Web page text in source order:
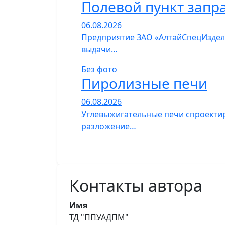
Полевой пункт
06.08.2026
Предприятие ЗАО
выдачи…
Без фото
Пиролизные печи
06.08.2026
Углевыжигательные печи
разложение…
Контакты автора
Имя
ТД "ППУАДПМ"